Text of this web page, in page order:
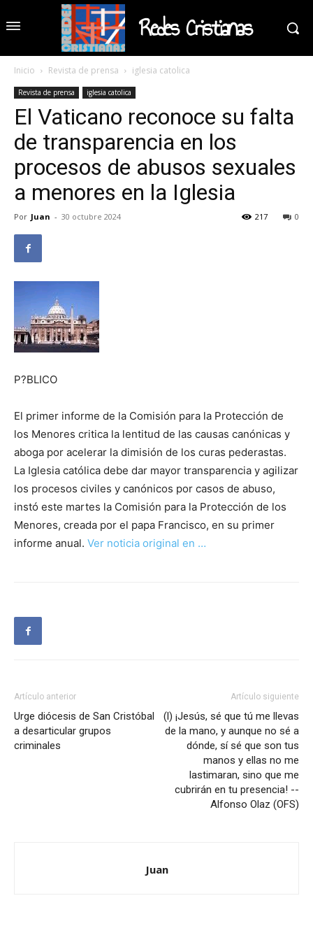
Redes Cristianas
Inicio Revista de prensa iglesia catolica
Revista de prensa iglesia catolica
El Vaticano reconoce su falta
de transparencia en los
procesos de abusos sexuales
a menores en la Iglesia
Por Juan - 30 octubre 2024 0
217
P?BLICO
El primer informe de la Comisión para la Protección de
los Menores critica la lentitud de las causas canónicas y
aboga por acelerar la dimisión de los curas pederastas.
La Iglesia católica debe dar mayor transparencia y agilizar
los procesos civiles y canónicos por casos de abuso,
instó este martes la Comisión para la Protección de los
Menores, creada por el papa Francisco, en su primer
informe anual. Ver noticia original en …
Artículo anterior
Urge diócesis de San Cristóbal
a desarticular grupos
criminales
Artículo siguiente
(l) ¡Jesús, sé que tú me llevas
de la mano, y aunque no sé a
dónde, sí sé que son tus
manos y ellas no me
lastimaran, sino que me
cubrirán en tu presencia! --
Alfonso Olaz (OFS)
Juan